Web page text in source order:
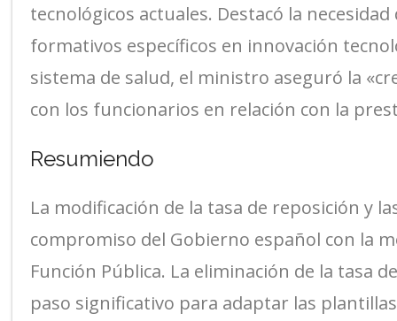
tecnológicos actuales. Destacó la
formativos específicos en innovación
sistema de salud, el ministro aseguró la
con los funcionarios en relación con la
Resumiendo
La modificación de la tasa de reposición y
compromiso del Gobierno español con la
Función Pública. La eliminación de la tasa
paso significativo para adaptar las